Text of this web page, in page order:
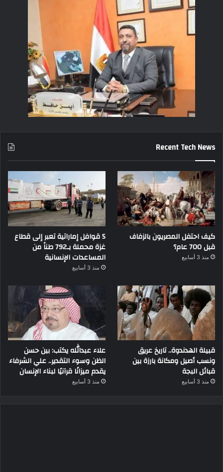
Recent Tech News
كيف احتفل المصريون بالزفاف
قبل 700 عام؟
منذ 3 أسابيع
5 قوافل إماراتية تعبر إلى قطاع
غزة محملة بـ792 طناً من
المساعدات الإنسانية
منذ 3 أسابيع
قبيلة الهدندوة.. تاريخ عريق
ونسب أصيل ومكانة بارزة بين
قبائل البجة
منذ 3 أسابيع
علاء عبدالله يكتب: بين حسن
الظن وسوء التقدير.. علي الشرفاء
يقدم ميزانًا قرآنيًا لبناء الإنسان
منذ 3 أسابيع